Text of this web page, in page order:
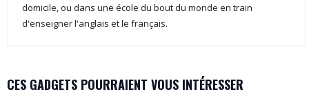
domicile, ou dans une école du bout du monde en train
d'enseigner l'anglais et le français.
CES GADGETS POURRAIENT VOUS INTÉRESSER